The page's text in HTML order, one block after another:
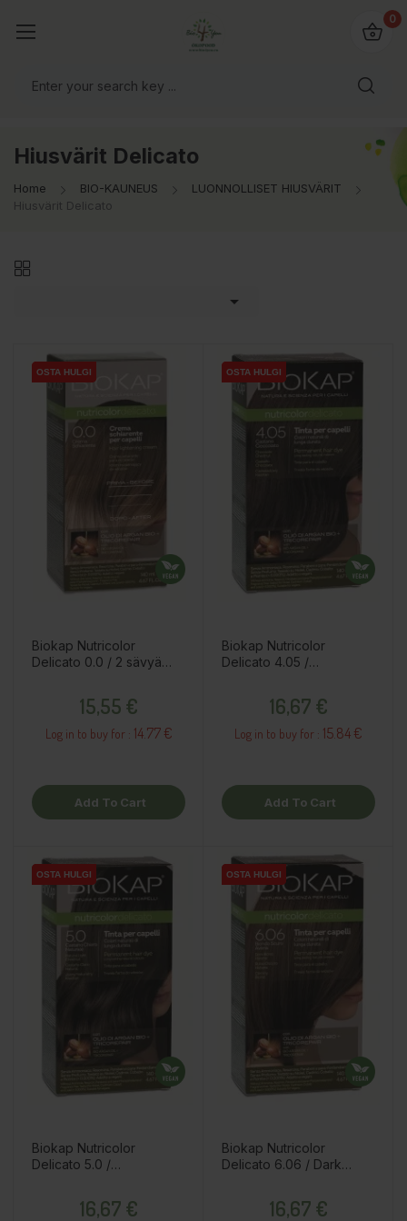
0
Hiusvärit Delicato
Home BIO-KAUNEUS
LUONNOLLISET HIUSVÄRIT
Hiusvärit Delicato

OSTA HULGI
OSTA HULGI
OSTA HULGI
Biokap Nutricolor
Delicato 0.0 / 2 sävyä
15,55 €
Log in to buy for : 14.77 €
Add To Cart
OSTA HULGI
OSTA HULGI
OSTA HULGI
Biokap Nutricolor
Delicato 4.05 /
16,67 €
Log in to buy for : 15.84 €
Add To Cart
OSTA HULGI
OSTA HULGI
OSTA HULGI
Biokap Nutricolor
Delicato 5.0 /
16,67 €
OSTA HULGI
OSTA HULGI
OSTA HULGI
Biokap Nutricolor
Delicato 6.06 / Dark
16,67 €